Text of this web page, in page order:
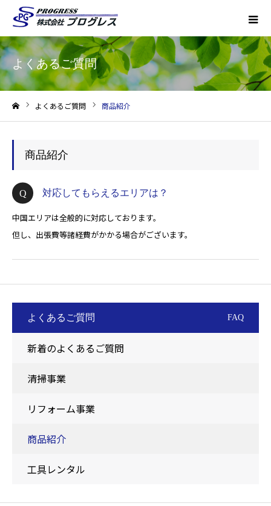
よくあるご質問
よくあるご質問 商品紹介
商品紹介
対応してもらえるエリアは？
中国エリアは全般的に対応しております。
但し、出張費等諸経費がかかる場合がございます。
よくあるご質問 FAQ
新着のよくあるご質問
清掃事業
リフォーム事業
商品紹介
工具レンタル